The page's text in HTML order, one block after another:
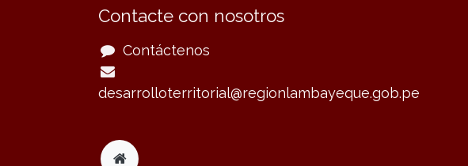
Contacte con nosotros
Contáctenos
desarrolloterritorial@regionlambayeque.gob.pe